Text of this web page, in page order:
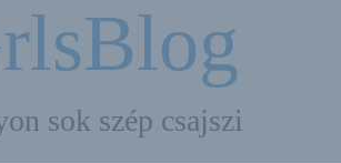
sok szép csajszi